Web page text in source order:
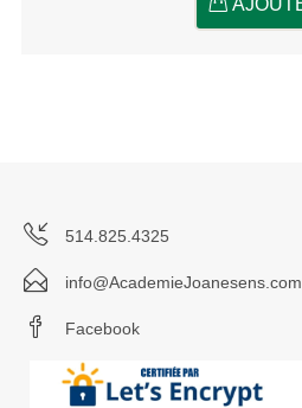
AJOUTER
514.825.4325
info@AcademieJoanesens.com
Facebook